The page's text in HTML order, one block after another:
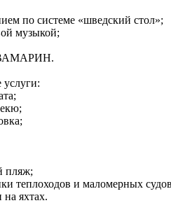
по системе «шведский стол»;
музыкой;
пляж;
теплоходов и маломерных
яхтах.